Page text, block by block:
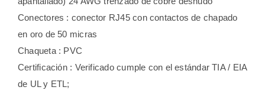
Conectores : conector RJ45 con contactos de chapado
en oro de 50 micras
Chaqueta : PVC
Certificación : Verificado cumple con el estándar TIA / EIA
de UL y ETL;